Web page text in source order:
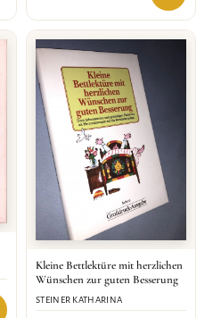
Kleine Bettlektüre mit herzlichen
Wünschen zur guten Besserung
STEINER KATHARINA